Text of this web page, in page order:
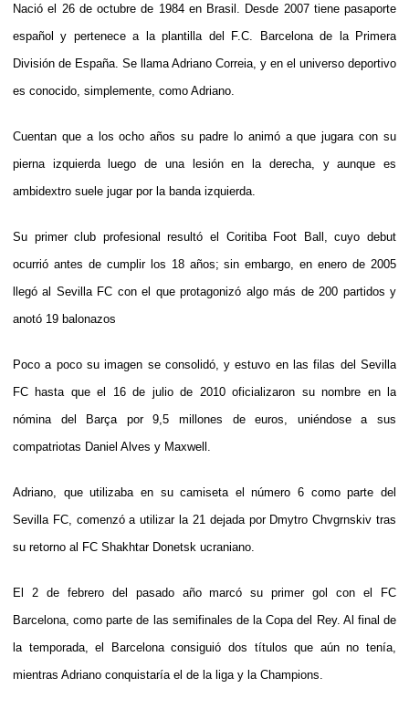
Nació el 26 de octubre de 1984 en Brasil. Desde 2007 tiene pasaporte
español y pertenece a la plantilla del F.C. Barcelona de la Primera
División de España. Se llama Adriano Correia, y en el universo deportivo
es conocido, simplemente, como Adriano.
Cuentan que a los ocho años su padre lo animó a que jugara con su
pierna izquierda luego de una lesión en la derecha, y aunque es
ambidextro suele jugar por la banda izquierda.
Su primer club profesional resultó el Coritiba Foot Ball, cuyo debut
ocurrió antes de cumplir los 18 años; sin embargo, en enero de 2005
llegó al Sevilla FC con el que protagonizó algo más de 200 partidos y
anotó 19 balonazos
Poco a poco su imagen se consolidó, y estuvo en las filas del Sevilla
FC hasta que el 16 de julio de 2010 oficializaron su nombre en la
nómina del Barça por 9,5 millones de euros, uniéndose a sus
compatriotas Daniel Alves y Maxwell.
Adriano, que utilizaba en su camiseta el número 6 como parte del
Sevilla FC, comenzó a utilizar la 21 dejada por Dmytro Chvgrnskiv tras
su retorno al FC Shakhtar Donetsk ucraniano.
El 2 de febrero del pasado año marcó su primer gol con el FC
Barcelona, como parte de las semifinales de la Copa del Rey. Al final de
la temporada, el Barcelona consiguió dos títulos que aún no tenía,
mientras Adriano conquistaría el de la liga y la Champions.